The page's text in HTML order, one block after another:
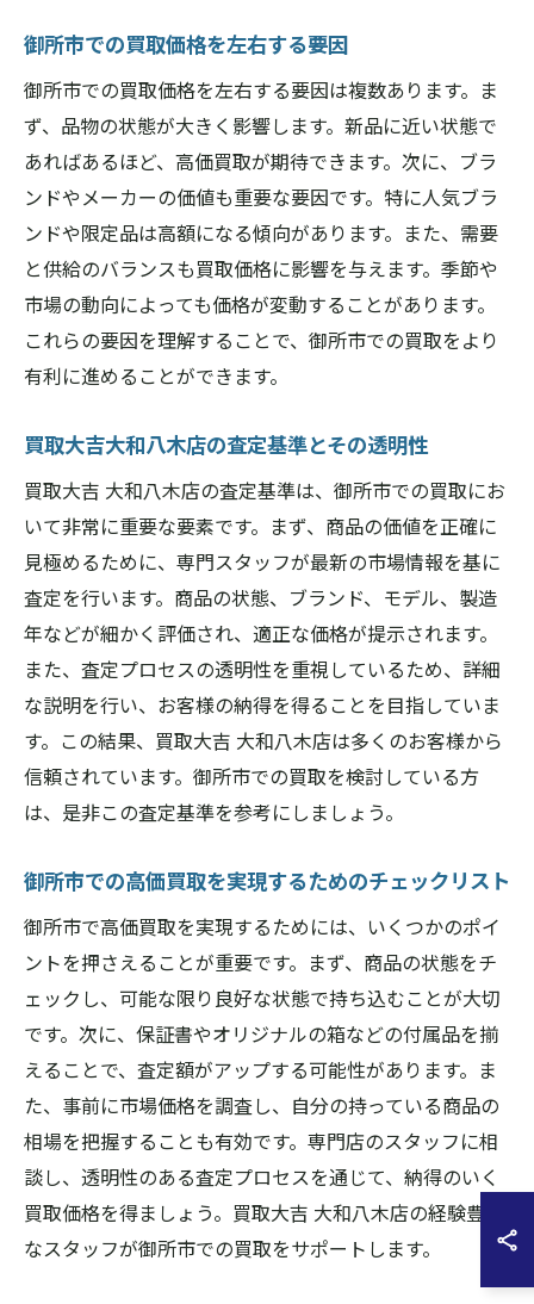
御所市での買取価格を左右する要因
御所市での買取価格を左右する要因は複数あります。ま
ず、品物の状態が大きく影響します。新品に近い状態で
あればあるほど、高価買取が期待できます。次に、ブラ
ンドやメーカーの価値も重要な要因です。特に人気ブラ
ンドや限定品は高額になる傾向があります。また、需要
と供給のバランスも買取価格に影響を与えます。季節や
市場の動向によっても価格が変動することがあります。
これらの要因を理解することで、御所市での買取をより
有利に進めることができます。
買取大吉大和八木店の査定基準とその透明性
買取大吉 大和八木店の査定基準は、御所市での買取にお
いて非常に重要な要素です。まず、商品の価値を正確に
見極めるために、専門スタッフが最新の市場情報を基に
査定を行います。商品の状態、ブランド、モデル、製造
年などが細かく評価され、適正な価格が提示されます。
また、査定プロセスの透明性を重視しているため、詳細
な説明を行い、お客様の納得を得ることを目指していま
す。この結果、買取大吉 大和八木店は多くのお客様から
信頼されています。御所市での買取を検討している方
は、是非この査定基準を参考にしましょう。
御所市での高価買取を実現するためのチェックリスト
御所市で高価買取を実現するためには、いくつかのポイ
ントを押さえることが重要です。まず、商品の状態をチ
ェックし、可能な限り良好な状態で持ち込むことが大切
です。次に、保証書やオリジナルの箱などの付属品を揃
えることで、査定額がアップする可能性があります。ま
た、事前に市場価格を調査し、自分の持っている商品の
相場を把握することも有効です。専門店のスタッフに相
談し、透明性のある査定プロセスを通じて、納得のいく
買取価格を得ましょう。買取大吉 大和八木店の経験豊か
なスタッフが御所市での買取をサポートします。